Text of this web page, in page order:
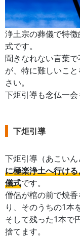
浄土宗の葬儀で特
式です。
聞きなれない言葉
が、特に難しいこ
さい。
下炬引導も念仏一会
下炬引導
下炬引導（あこいん
に極楽浄土へ行け
儀式です。
僧侶が棺の前で焼
り、そのうちの1本
そして残った1本で
捨てます。